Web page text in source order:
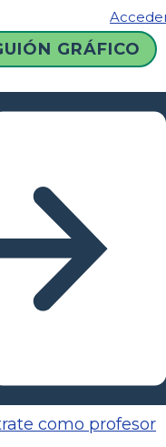
GRÁFICO
como profesor